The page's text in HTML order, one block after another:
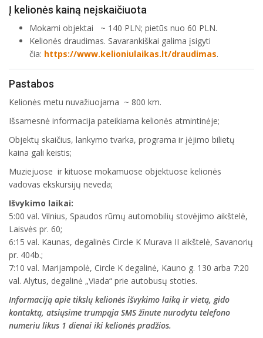
Į kelionės kainą neįskaičiuota
Mokami objektai ~ 140 PLN; pietūs nuo 60 PLN.
Kelionės draudimas. Savarankiškai galima įsigyti
čia: https://www.kelioniulaikas.lt/draudimas.
Pastabos
Kelionės metu nuvažiuojama ~ 800 km.
Išsamesnė informacija pateikiama kelionės atmintinėje;
Objektų skaičius, lankymo tvarka, programa ir įėjimo bilietų
kaina gali keistis;
Muziejuose ir kituose mokamuose objektuose kelionės
vadovas ekskursijų neveda;
Išvykimo laikai:
5:00 val. Vilnius, Spaudos rūmų automobilių stovėjimo aikštelė,
Laisvės pr. 60;
6:15 val. Kaunas, degalinės Circle K Murava II aikštelė, Savanorių
pr. 404b.;
7:10 val. Marijampolė, Circle K degalinė, Kauno g. 130 arba 7:20
val. Alytus, degalinė „Viada“ prie autobusų stoties.
Informaciją apie tikslų kelionės išvykimo laiką ir vietą, gido
kontaktą, atsiųsime trumpąja SMS žinute nurodytu telefono
numeriu likus 1 dienai iki kelionės pradžios.